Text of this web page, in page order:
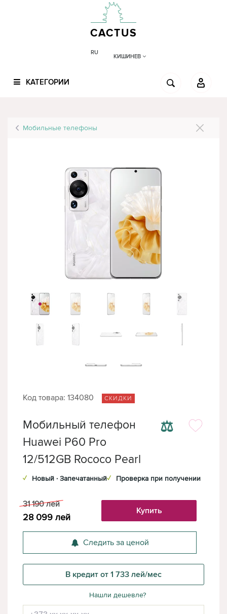
CACTUS
RU
КИШИНЕВ
КАТЕГОРИИ
Мобильные телефоны
Код товара: 134080 СКИДКИ
⚖
Мобильный телефон
Huawei P60 Pro
12/512GB Rococo Pearl
✓ Новый · Запечатанный✓ Проверка при получении
31 190 лей
28 099 лей
Купить
Следить за ценой
В кредит от 1 733 лей/мес
Нашли дешевле?